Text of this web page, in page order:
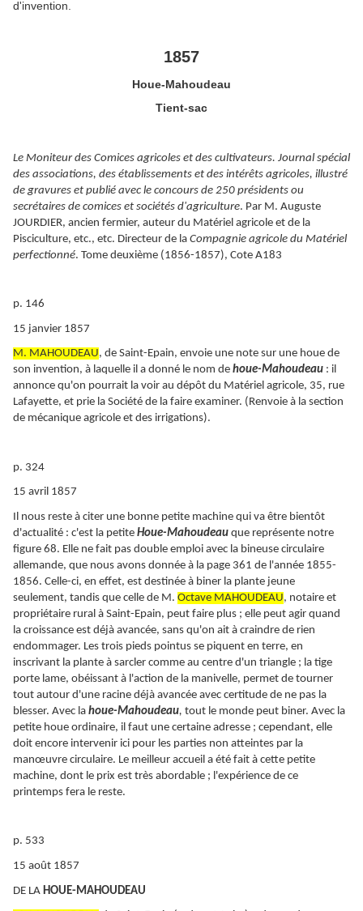
d'invention.
1857
Houe-Mahoudeau
Tient-sac
Le Moniteur des Comices agricoles et des cultivateurs. Journal spécial
des associations, des établissements et des intérêts agricoles, illustré
de gravures et publié avec le concours de 250 présidents ou
secrétaires de comices et sociétés d'agriculture. Par M. Auguste
JOURDIER, ancien fermier, auteur du Matériel agricole et de la
Pisciculture, etc., etc. Directeur de la Compagnie agricole du Matériel
perfectionné. Tome deuxième (1856-1857), Cote A183
p. 146
15 janvier 1857
M. MAHOUDEAU, de Saint-Epain, envoie une note sur une houe de
son invention, à laquelle il a donné le nom de houe-Mahoudeau : il
annonce qu'on pourrait la voir au dépôt du Matériel agricole, 35, rue
Lafayette, et prie la Société de la faire examiner. (Renvoie à la section
de mécanique agricole et des irrigations).
p. 324
15 avril 1857
Il nous reste à citer une bonne petite machine qui va être bientôt
d'actualité : c'est la petite Houe-Mahoudeau que représente notre
figure 68. Elle ne fait pas double emploi avec la bineuse circulaire
allemande, que nous avons donnée à la page 361 de l'année 1855-
1856. Celle-ci, en effet, est destinée à biner la plante jeune
seulement, tandis que celle de M. Octave MAHOUDEAU, notaire et
propriétaire rural à Saint-Epain, peut faire plus ; elle peut agir quand
la croissance est déjà avancée, sans qu'on ait à craindre de rien
endommager. Les trois pieds pointus se piquent en terre, en
inscrivant la plante à sarcler comme au centre d'un triangle ; la tige
porte lame, obéissant à l'action de la manivelle, permet de tourner
tout autour d'une racine déjà avancée avec certitude de ne pas la
blesser. Avec la houe-Mahoudeau, tout le monde peut biner. Avec la
petite houe ordinaire, il faut une certaine adresse ; cependant, elle
doit encore intervenir ici pour les parties non atteintes par la
manœuvre circulaire. Le meilleur accueil a été fait à cette petite
machine, dont le prix est très abordable ; l'expérience de ce
printemps fera le reste.
p. 533
15 août 1857
DE LA HOUE-MAHOUDEAU